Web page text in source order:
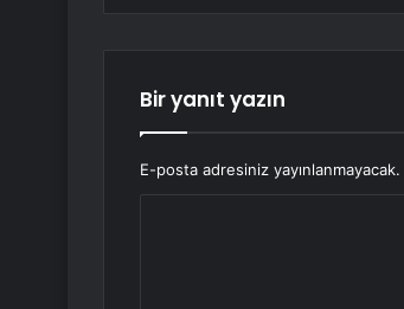
Bir yanıt yazın
E-posta adresiniz yayınlanmayacak.